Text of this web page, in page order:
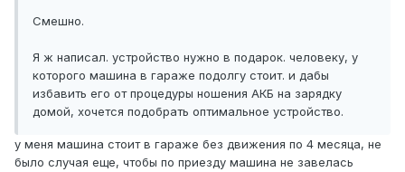
Смешно.
Я ж написал. устройство нужно в подарок. человеку, у
которого машина в гараже подолгу стоит. и дабы
избавить его от процедуры ношения АКБ на зарядку
домой, хочется подобрать оптимальное устройство.
у меня машина стоит в гараже без движения по 4 месяца, не
было случая еще, чтобы по приезду машина не завелась